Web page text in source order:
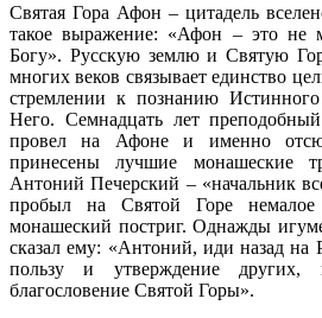
Святая Гора Афон – цитадель
такое выражение: «Афон – это не
Богу». Русскую землю и Святую
многих веков связывает единство
стремлении к познанию
Него. Семнадцать лет
провел на Афоне и именно
принесены лучшие монашеские
Антоний Печерский – «начальник
пробыл на Святой Горе
монашеский постриг. Однажды
сказал ему: «Антоний, иди назад на
пользу и утверждение
благословение Святой Горы».